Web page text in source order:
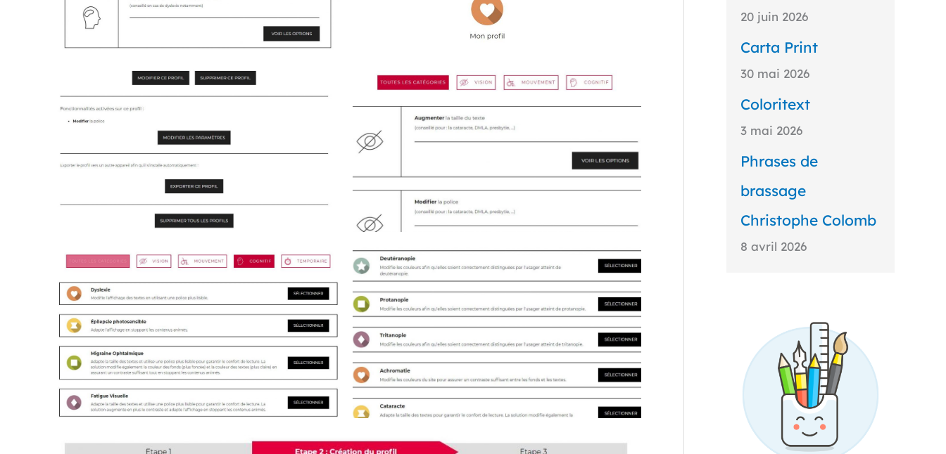
20 juin 2026
Carta Print
30 mai 2026
Coloritext
3 mai 2026
Phrases de
brassage
Christophe Colomb
8 avril 2026